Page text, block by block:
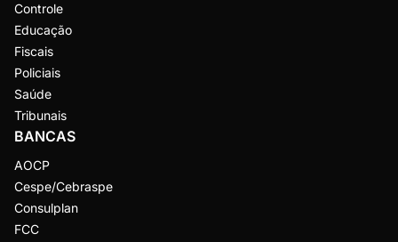
Controle
Educação
Fiscais
Policiais
Saúde
Tribunais
BANCAS
AOCP
Cespe/Cebraspe
Consulplan
FCC